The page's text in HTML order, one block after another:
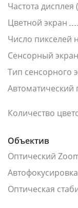
Частота дисплея
Цветной экран
Число пикселей
Сенсорный экран
Тип сенсорного
Автоматический
Количество
Объектив
Оптический
Автофокусировка
Оптическая